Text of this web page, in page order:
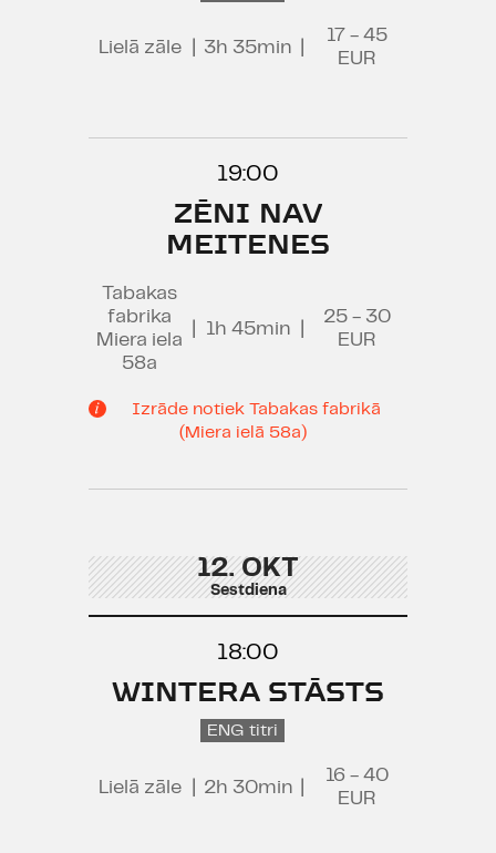
Lielā zāle 3h 35min
17 - 45
EUR
19:00
ZĒNI NAV
MEITENES
Tabakas
fabrika
Miera iela
58a
1h 45min
25 - 30
EUR
Izrāde notiek Tabakas fabrikā
(Miera ielā 58a)
12. OKT
Sestdiena
18:00
WINTERA STĀSTS
ENG titri
Lielā zāle 2h 30min
16 - 40
EUR